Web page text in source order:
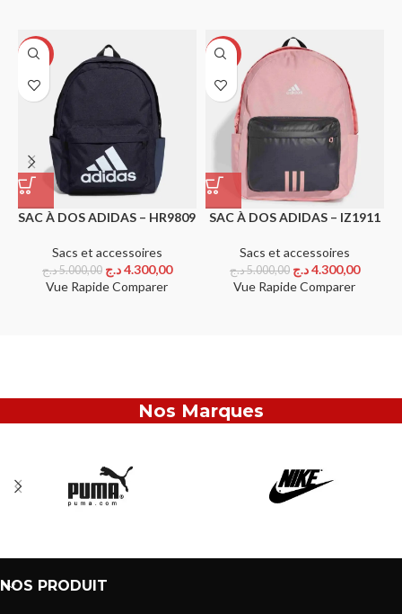
-14%
SAC À DOS ADIDAS – HR9809
Sacs et accessoires
5.000,00 د.ج 4.300,00د.ج
Vue Rapide Comparer
-14%
SAC À DOS ADIDAS – IZ1911
Sacs et accessoires
5.000,00 د.ج 4.300,00د.ج
Vue Rapide Comparer
Nos Marques
NOS PRODUIT